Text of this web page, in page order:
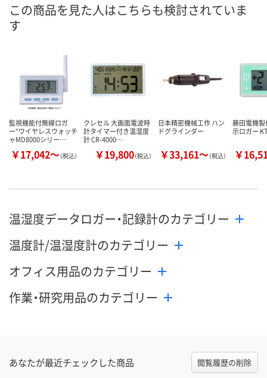
この商品を見た人はこちらも検討されていま
す
監視機能付無線ロガ
ー“ワイヤレスウォッチ
ャMD8000シリー…
￥17,042～（税込）
クレセル 大画面電波時
計タイマー付き温湿度
計 CR-4000…
￥19,800（税込）
日本精密機械工作 ハン
ドグラインダー
￥33,161～（税込）
藤田電機
示ロガー
￥
温湿度データロガー・記録計のカテゴリー
温度計/温湿度計のカテゴリー
オフィス用品のカテゴリー
作業・研究用品のカテゴリー
あなたが最近チェックした商品 閲覧履歴の削除